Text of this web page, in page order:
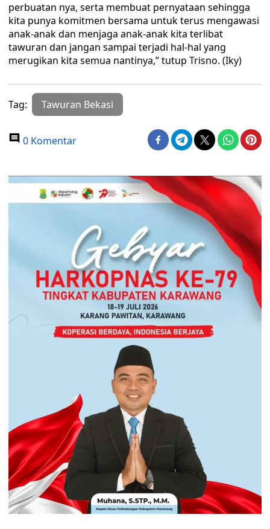
perbuatan nya, serta membuat pernyataan sehingga
kita punya komitmen bersama untuk terus mengawasi
anak-anak dan menjaga anak-anak kita terlibat
tawuran dan jangan sampai terjadi hal-hal yang
merugikan kita semua nantinya,” tutup Trisno. (Iky)
Tag: Tawuran Bekasi
0 Komentar